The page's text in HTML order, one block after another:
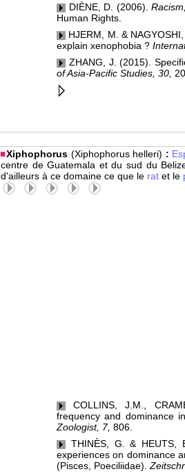
DIÈNE, D. (2006).
Human Rights.
HJERM, M. &
explain xenophobia ?
ZHANG, J. (2015).
of Asia-Pacific Studies, 30,
Xiphophorus (Xiphophorus helleri) :
centre de Guatemala et du sud du
d'ailleurs à ce domaine ce que le rat et le
COLLINS, J.M.,
frequency and dominance
Zoologist, 7, 806.
THINÈS, G. & HEUTS,
experiences on dominance
(Pisces, Poeciliidae).